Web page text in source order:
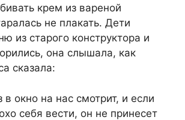
крем из вареной
не плакать. Дети
из старого конструктора и
она слышала, как
сказала:
окно на нас смотрит, и если
себя вести, он не принесет